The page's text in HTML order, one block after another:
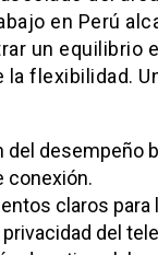
en Perú
un equilibrio
flexibilidad.
del desempeño
conexión.
claros para
del